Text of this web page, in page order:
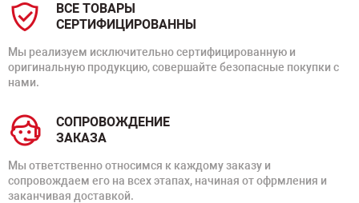
ВСЕ ТОВАРЫ
СЕРТИФИЦИРОВАННЫ
Мы реализуем исключительно сертифицированную и
оригинальную продукцию, совершайте безопасные покупки с
нами.
СОПРОВОЖДЕНИЕ
ЗАКАЗА
Мы ответственно относимся к каждому заказу и
сопровождаем его на всех этапах, начиная от офрмления и
заканчивая доставкой.